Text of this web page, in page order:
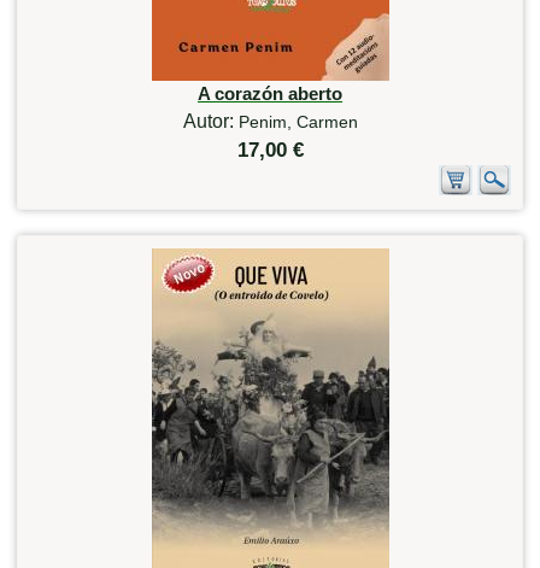
A corazón aberto
Autor: Penim, Carmen
17,00 €